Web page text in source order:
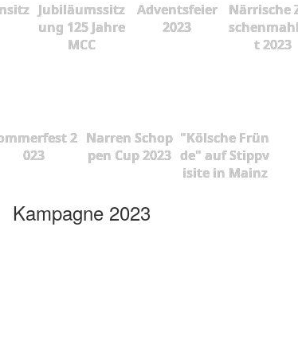
Jubiläumssitz
ung 125 Jahre
MCC
Adventsfeier
2023
Närrische
t 2023
2
023
Narren Schop
pen Cup 2023
"Kölsche Frün
de" auf Stippv
isite in Mainz
Kampagne 2023